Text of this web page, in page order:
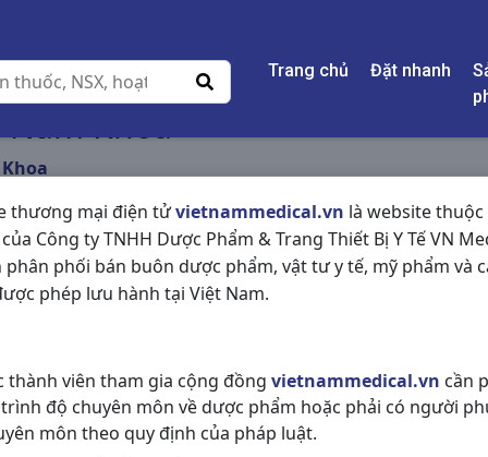
Trang chủ Đặt nhanh
thương mại điện tửvietnammedical.vn là website thuộc
Công ty TNHH Dược Phẩm & Trang Thiết Bị Y Tế VN
phân phối bán buôn dược phẩm, vật tư y tế, mỹ phẩm và
phép lưu hành tại Việt Nam.
thành viên tham gia cộng đồng vietnammedical.vn cần
độ chuyên môn về dược phẩm hoặc phải có người
môn theo quy định của pháp luật.
Nam Khoa